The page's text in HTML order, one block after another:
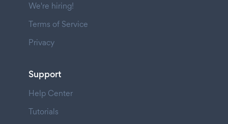
We're hiring!
Terms of Service
Privacy
Support
Help Center
Tutorials